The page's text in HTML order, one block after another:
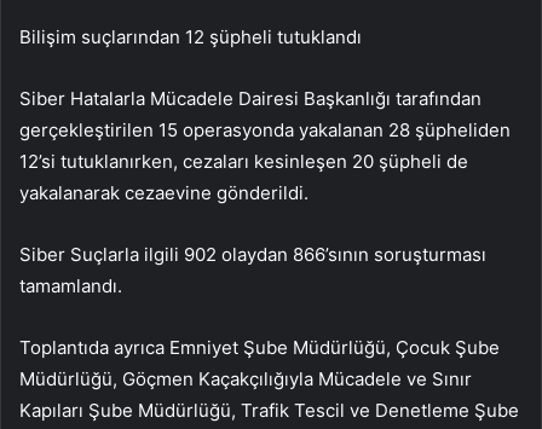
Bilişim suçlarından 12 şüpheli tutuklandı
Siber Hatalarla Mücadele Dairesi Başkanlığı tarafından
gerçekleştirilen 15 operasyonda yakalanan 28 şüpheliden
12’si tutuklanırken, cezaları kesinleşen 20 şüpheli de
yakalanarak cezaevine gönderildi.
Siber Suçlarla ilgili 902 olaydan 866’sının soruşturması
tamamlandı.
Toplantıda ayrıca Emniyet Şube Müdürlüğü, Çocuk Şube
Müdürlüğü, Göçmen Kaçakçılığıyla Mücadele ve Sınır
Kapıları Şube Müdürlüğü, Trafik Tescil ve Denetleme Şube